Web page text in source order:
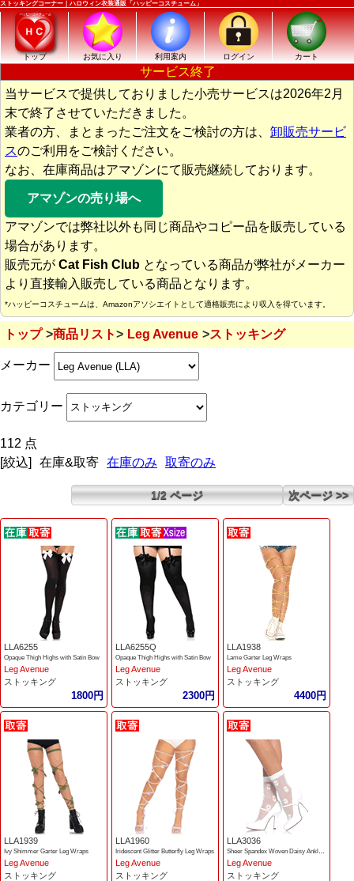
ストッキングコーナー｜ハロウィン衣装通販「ハッピーコスチューム」
トップ お気に入り 利用案内 ログイン カート
サービス終了
当サービスで提供しておりました小売サービスは2026年2月
末で終了させていただきました。
業者の方、まとまったご注文をご検討の方は、 卸販売サービ
スのご利用をご検討ください。
なお、在庫商品はアマゾンにて販売継続しております。
アマゾンの売り場へ
アマゾンでは弊社以外も同じ商品やコピー品を販売している
場合があります。
販売元が Cat Fish Club となっている商品が弊社がメーカー
より直接輸入販売している商品となります。
*ハッピーコスチュームは、Amazonアソシエイトとして適格販売により収入を得ています。
トップ 商品リスト Leg Avenue ストッキング
メーカー
カテゴリー
112 点
[絞込]
在庫&取寄 在庫のみ 取寄のみ
1/2 ページ 次ページ >>
LLA6255
Opaque Thigh Highs with Satin Bow
Leg Avenue
ストッキング
1800円
LLA6255Q
Opaque Thigh Highs with Satin Bow
Leg Avenue
ストッキング
2300円
LLA1938
Lame Garter Leg Wraps
Leg Avenue
ストッキング
4400円
LLA1939
Ivy Shimmer Garter Leg Wraps
Leg Avenue
ストッキング
LLA1960
Iridescent Glitter Butterfly Leg Wraps
Leg Avenue
ストッキング
LLA3036
Sheer Spandex Woven Daisy Anklets
Leg Avenue
ストッキング